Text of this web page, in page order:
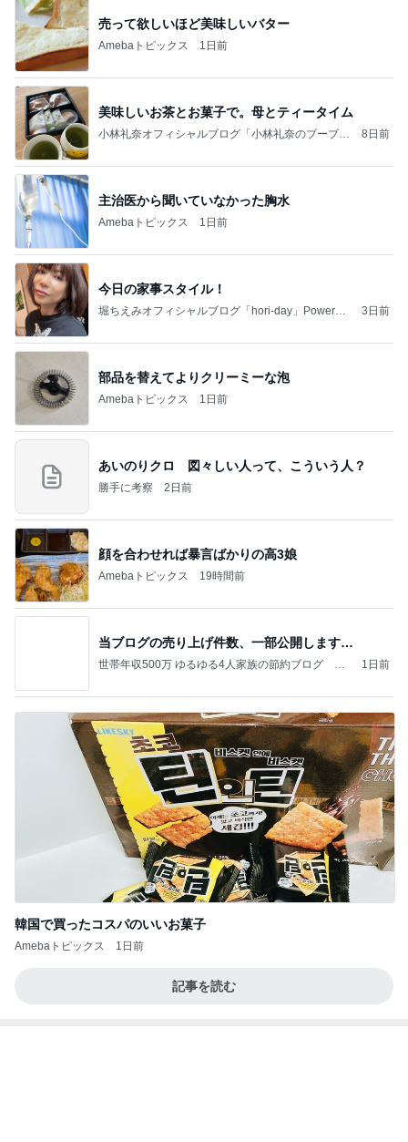
売って欲しいほど美味しいバター
Amebaトピックス 1日前
美味しいお茶とお菓子で。母とティータイム
小林礼奈オフィシャルブログ「小林礼奈のブーブー
8日前
主治医から聞いていなかった胸水
Amebaトピックス 1日前
今日の家事スタイル！
堀ちえみオフィシャルブログ「hori-day」Powered
3日前
部品を替えてよりクリーミーな泡
Amebaトピックス 1日前
あいのりクロ 図々しい人って、こういう人？
勝手に考察 2日前
顔を合わせれば暴言ばかりの高3娘
Amebaトピックス 19時間前
当ブログの売り上げ件数、一部公開します…
世帯年収500万 ゆるゆる4人家族の節約ブログ 〜
1日前
韓国で買ったコスパのいいお菓子
Amebaトピックス 1日前
記事を読む